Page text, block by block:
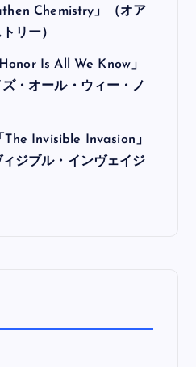
Chemistry」（オア
リー）
Is All We Know」
・オール・ウィー・ノ
Invisible Invasion」
ィジブル・インヴェイジ